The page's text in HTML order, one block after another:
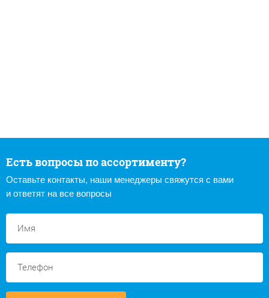
Есть вопросы по ассортименту?
Оставьте контакты, наши менеджеры свяжутся с вами
и ответят на все вопросы